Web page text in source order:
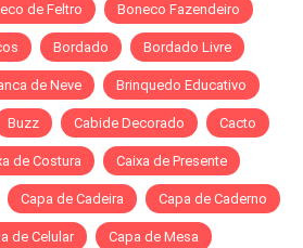
de Feltro Boneco Fazendeiro
Bordado Bordado Livre
de Neve Brinquedo Educativo
Buzz Cabide Decorado Cacto
de Costura Caixa de Presente
Capa de Cadeira Capa de Caderno
de Celular Capa de Mesa